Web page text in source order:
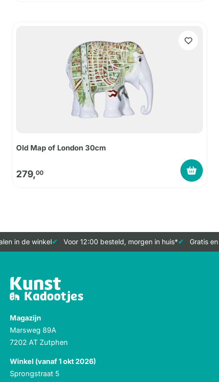
Old Map of London 30cm
279,00
in de winkel Voor 12:00 besteld, morgen in huis* Gratis
Magazijn
Marsweg 89A
7202 AT Zutphen
Winkel (vanaf 1 okt 2026)
Sprongstraat 5